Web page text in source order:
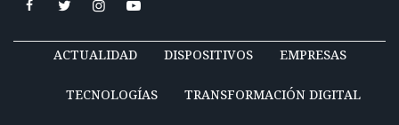
ACTUALIDAD DISPOSITIVOS EMPRESAS
TECNOLOGÍAS TRANSFORMACIÓN DIGITAL